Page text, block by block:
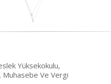
Yüksekokulu,
Muhasebe Ve Vergi